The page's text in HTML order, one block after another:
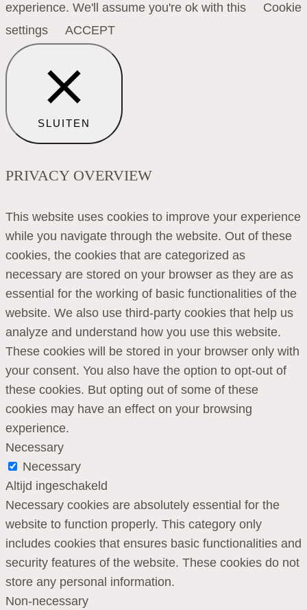
experience. We'll assume you're ok with this
Cookie
settings
ACCEPT
SLUITEN
PRIVACY OVERVIEW
This website uses cookies to improve your experience
while you navigate through the website. Out of these
cookies, the cookies that are categorized as
necessary are stored on your browser as they are as
essential for the working of basic functionalities of the
website. We also use third-party cookies that help us
analyze and understand how you use this website.
These cookies will be stored in your browser only with
your consent. You also have the option to opt-out of
these cookies. But opting out of some of these
cookies may have an effect on your browsing
experience.
Necessary
Necessary
Altijd ingeschakeld
Necessary cookies are absolutely essential for the
website to function properly. This category only
includes cookies that ensures basic functionalities and
security features of the website. These cookies do not
store any personal information.
Non-necessary